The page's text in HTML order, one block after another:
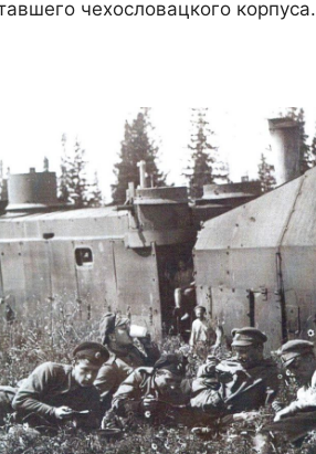
чехословацкого корпуса.